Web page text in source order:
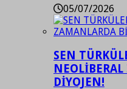
05/07/2026
SEN
DİYOJEN!